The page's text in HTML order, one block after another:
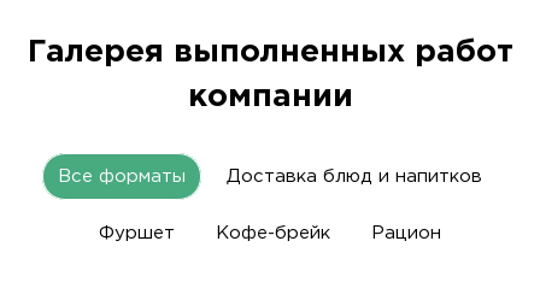
Галерея выполненных работ
компании
Все форматы Доставка блюд и напитков
Фуршет Кофе-брейк Рацион